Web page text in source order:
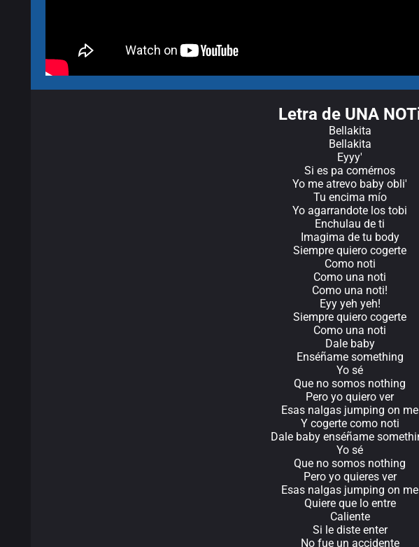
Letra de UNA
Bellakita
Bellakita
Eyyy'
Si es pa comérnos
Yo me atrevo baby obli'
Tu encima mío
Yo agarrandote los tobi
Enchulau de ti
Imagima de tu body
Siempre quiero cogerte
Como noti
Como una noti
Como una noti!
Eyy yeh yeh!
Siempre quiero cogerte
Como una noti
Dale baby
Enséñame something
Yo sé
Que no somos nothing
Pero yo quiero ver
Esas nalgas jumping on me
Y cogerte como noti
Dale baby enséñame
Yo sé
Que no somos nothing
Pero yo quieres ver
Esas nalgas jumping on me
Quiere que lo entre
Caliente
Si le diste enter
No fue un accidente